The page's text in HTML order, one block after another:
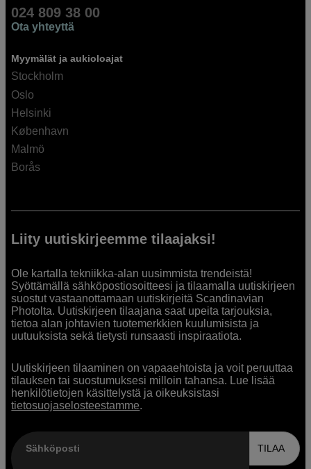
024 809 38 00
Ota yhteyttä
Myymälät ja aukioloajat
Stockholm
Oslo
Helsinki
København
Malmö
Borås
Liity uutiskirjeemme tilaajaksi!
Ole kartalla tekniikka-alan uusimmista trendeistä!
Syöttämällä sähköpostiosoitteesi ja tilaamalla uutiskirjeen
suostut vastaanottamaan uutiskirjeitä Scandinavian
Photolta. Uutiskirjeen tilaajana saat upeita tarjouksia,
tietoa alan johtavien tuotemerkkien kuulumisista ja
uutuuksista sekä tietysti runsaasti inspiraatiota.
Uutiskirjeen tilaaminen on vapaaehtoista ja voit peruuttaa
tilauksen tai suostumuksesi milloin tahansa. Lue lisää
henkilötietojen käsittelystä ja oikeuksistasi
tietosuojaselosteestamme.
Sähköposti TILAA